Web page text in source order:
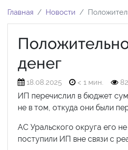
Главная Новости
денег
18.08.2025 < 1 мин. 82
ИП перечислил в бюджет
не в том, откуда они были
АС Уральского округа его
поступили ИП вне связи с